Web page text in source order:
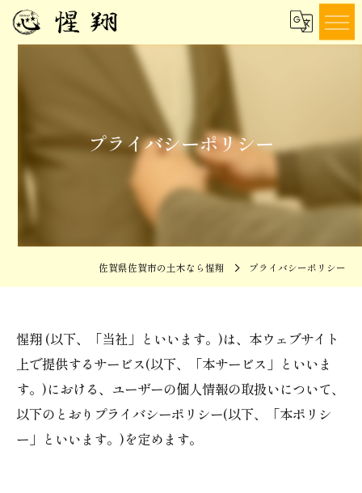
プライバシーポリシー
佐賀県佐賀市の土木なら惺翔 プライバシーポリシー
惺翔 (以下、「当社」といいます。)は、本ウェブサイト
上で提供するサービス(以下、「本サービス」といいま
す。)における、ユーザーの個人情報の取扱いについて、
以下のとおりプライバシーポリシー(以下、「本ポリシ
ー」といいます。)を定めます。